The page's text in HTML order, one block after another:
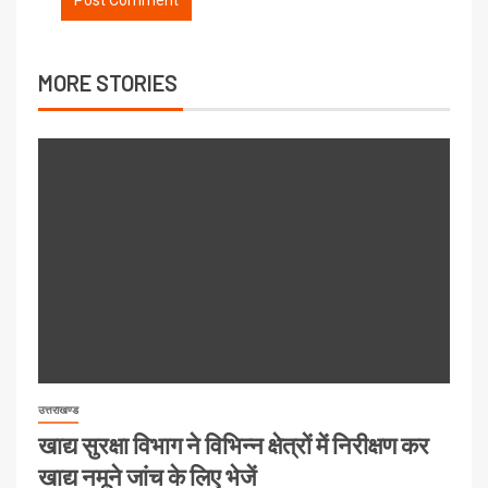
MORE STORIES
उत्तराखण्ड
खाद्य सुरक्षा विभाग ने विभिन्न क्षेत्रों में निरीक्षण कर
खाद्य नमूने जांच के लिए भेजें